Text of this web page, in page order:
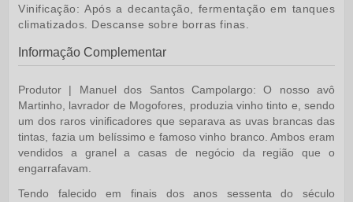
Vinificação:Após a decantação, fermentação em tanques
climatizados. Descanse sobre borras finas.
Informação Complementar
Produtor | Manuel dos Santos Campolargo: O nosso avô
Martinho, lavrador de Mogofores, produzia vinho tinto e, sendo
um dos raros vinificadores que separava as uvas brancas das
tintas, fazia um belíssimo e famoso vinho branco. Ambos eram
vendidos a granel a casas de negócio da região que o
engarrafavam.
Tendo falecido em finais dos anos sessenta do século